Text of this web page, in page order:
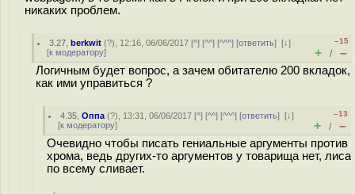
никаких проблем.
3.27 ,berkwit (?), 12:16, 06/06/2017 [^] [^^] [^^^] [ответить][↓]
[к модератору]
–15
+ / –
Логичным будет вопрос, а зачем обитателю 200 вкладок,
как ими управиться ?
4.35 ,Оппа (?), 13:31, 06/06/2017 [^] [^^] [^^^] [ответить][↓]
[к модератору]
–13
+ / –
Очевидно чтобы писать гениальные аргументы против
хрома, ведь других-то аргументов у товарища нет, лиса
по всему сливает.